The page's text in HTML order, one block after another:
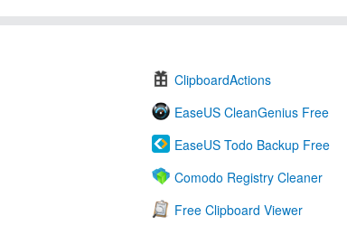
ClipboardActions
EaseUS CleanGenius Free
EaseUS Todo Backup Free
Comodo Registry Cleaner
Free Clipboard Viewer